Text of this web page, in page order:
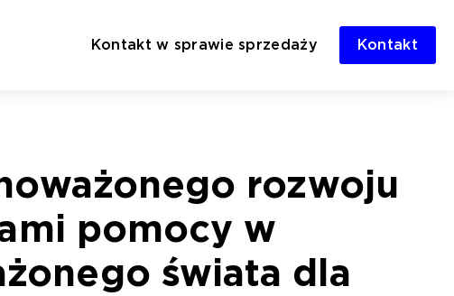
Kontakt w sprawie sprzedaży Kontakt
rozwoju
pomocy w
świata dla